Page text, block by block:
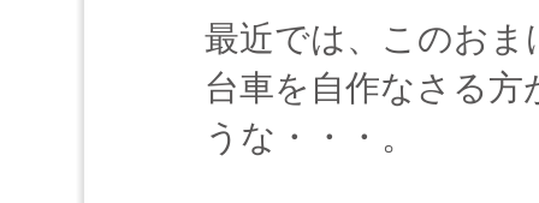
最近では、このお
台車を自作なさる
うな・・・。